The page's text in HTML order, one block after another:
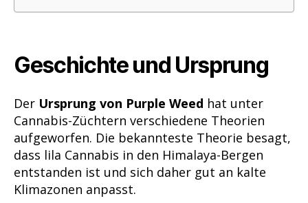
Geschichte und Ursprung
Der Ursprung von Purple Weed hat unter
Cannabis-Züchtern verschiedene Theorien
aufgeworfen. Die bekannteste Theorie besagt,
dass lila Cannabis in den Himalaya-Bergen
entstanden ist und sich daher gut an kalte
Klimazonen anpasst.